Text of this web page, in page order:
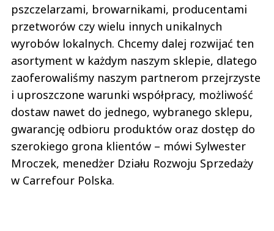
pszczelarzami, browarnikami, producentami
przetworów czy wielu innych unikalnych
wyrobów lokalnych. Chcemy dalej rozwijać ten
asortyment w każdym naszym sklepie, dlatego
zaoferowaliśmy naszym partnerom przejrzyste
i uproszczone warunki współpracy, możliwość
dostaw nawet do jednego, wybranego sklepu,
gwarancję odbioru produktów oraz dostęp do
szerokiego grona klientów – mówi Sylwester
Mroczek, menedżer Działu Rozwoju Sprzedaży
w Carrefour Polska.